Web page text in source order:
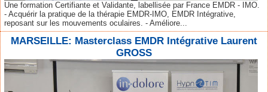
Une formation Certifiante et Validante, labellisée par France EMDR - IMO.
- Acquérir la pratique de la thérapie EMDR-IMO, EMDR Intégrative,
reposant sur les mouvements oculaires. - Améliore...
MARSEILLE: Masterclass EMDR Intégrative Laurent
GROSS